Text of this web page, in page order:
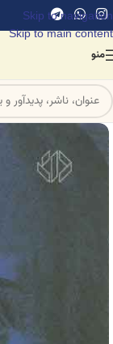
Skip to navigation
Skip to main content
منو